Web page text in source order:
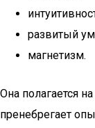
развитый
магнетизм.
Она полагается
пренебрегает